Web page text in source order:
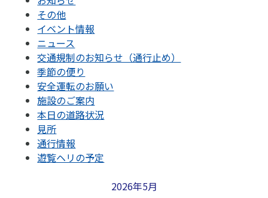
その他
イベント情報
ニュース
交通規制のお知らせ（通行止め）
季節の便り
安全運転のお願い
施設のご案内
本日の道路状況
見所
通行情報
遊覧ヘリの予定
2026年5月